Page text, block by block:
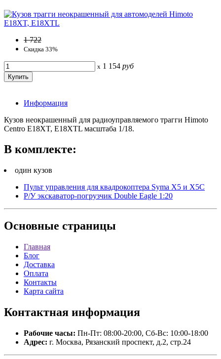
1 722
Скидка 33%
x 1 154 руб
Информация
Кузов неокрашенный для радиоуправляемого трагги Himoto
Centro E18XT, E18XTL масштаба 1/18.
В комплекте:
один кузов
Пульт управления для квадрокоптера Syma X5 и X5C
Р/У экскаватор-погрузчик Double Eagle 1:20
Основные страницы
Главная
Блог
Доставка
Оплата
Контакты
Карта сайта
Контактная информация
Рабочие часы: Пн-Пт: 08:00-20:00, Сб-Вс: 10:00-18:00
Адрес: г. Москва, Рязанский проспект, д.2, стр.24